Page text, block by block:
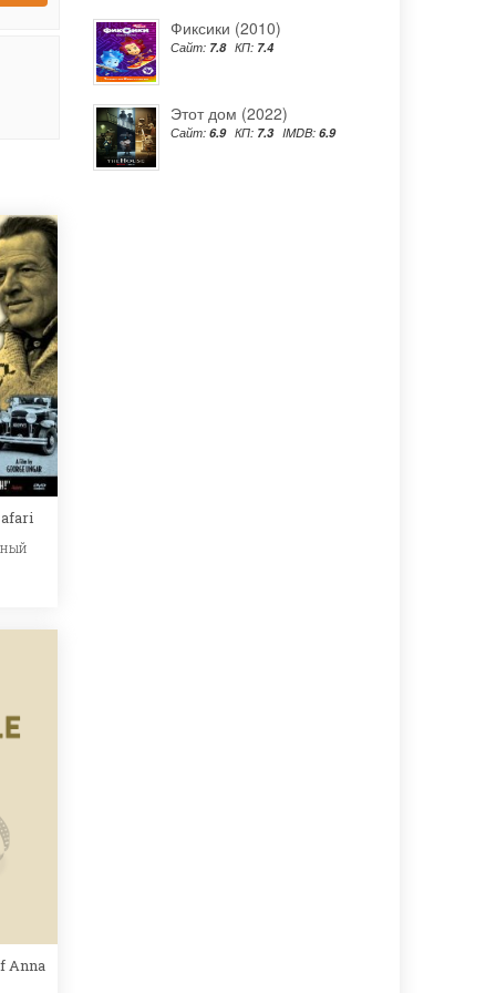
Anna
Фиксики (2010)
Сайт: 7.8 КП: 7.4
Этот дом (2022)
Сайт: 6.9 КП: 7.3 IMDB: 6.9